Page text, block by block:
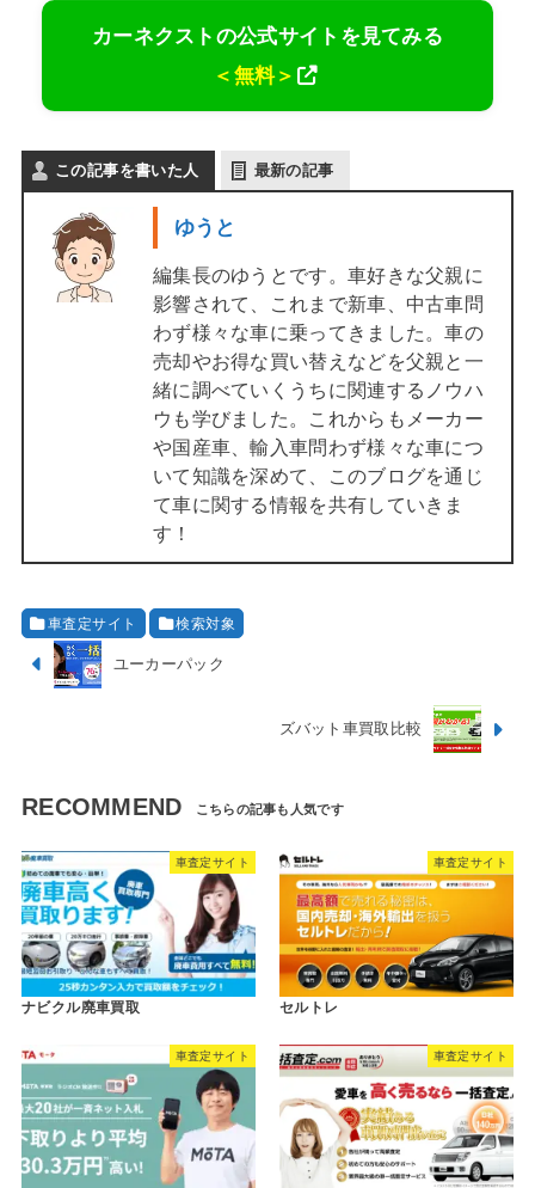
カーネクストの公式サイトを見てみる
＜無料＞
この記事を書いた人 最新の記事
ゆうと
編集長のゆうとです。車好きな父親に
影響されて、これまで新車、中古車問
わず様々な車に乗ってきました。車の
売却やお得な買い替えなどを父親と一
緒に調べていくうちに関連するノウハ
ウも学びました。これからもメーカー
や国産車、輸入車問わず様々な車につ
いて知識を深めて、このブログを通じ
て車に関する情報を共有していきま
す！
車査定サイト 検索対象
ユーカーパック
ズバット車買取比較
RECOMMEND
車査定サイト
ナビクル廃車買取
車査定サイト
セルトレ
車査定サイト 車査定サイト